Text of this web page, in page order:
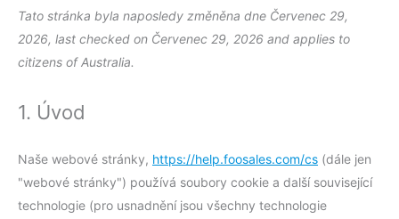
Tato stránka byla naposledy změněna dne Červenec 29,
2026, last checked on Červenec 29, 2026 and applies to
citizens of Australia.
1. Úvod
Naše webové stránky, https://help.foosales.com/cs (dále jen
"webové stránky") používá soubory cookie a další související
technologie (pro usnadnění jsou všechny technologie
recaptcha
fonts
maps
gettext-
data-